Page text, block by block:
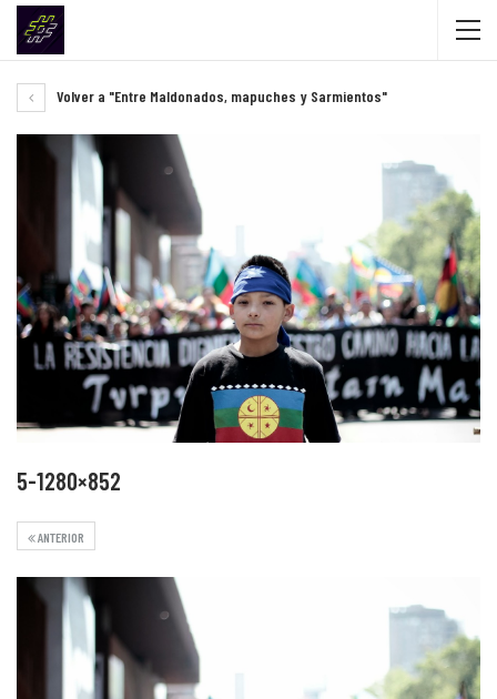
Volver a "Entre Maldonados, mapuches y Sarmientos"
5-1280×852
ANTERIOR